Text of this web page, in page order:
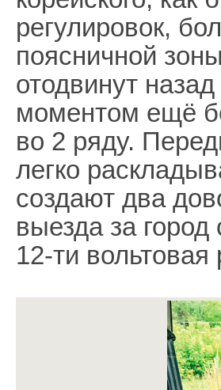
регулировок,
поясничной
отодвинут
моментом ещё
во 2 ряду.
легко
создают два
выезда за
12-ти вольтовая